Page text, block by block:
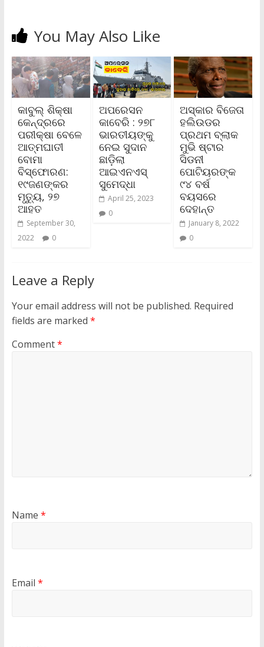
You May Also Like
କାବୁଲ୍‌ ଶିକ୍ଷା
କେନ୍ଦ୍ରରେ
ପରୀକ୍ଷା ବେଳେ
ଆତ୍ମଘାତୀ
ବୋମା
ବିସ୍ଫୋରଣ:
୧୯ଜଣଙ୍କର
ମୃତ୍ୟୁ, ୨୭
ଆହତ
September 30,
2022
0
ଅପରେସନ
କାବେରି : ୨୭୮
ଭାରତୀୟଙ୍କୁ
ନେଇ ସୁଦାନ
ଛାଡ଼ିଲା
ଆଇଏନଏସ୍‌
ସୁମେଦ୍ଧା
April 25, 2023
0
ଅସ୍କାର ବିଜେତା
ହଲିଉଡର
ପ୍ରଥମ ବ୍ଲାକ
ମୁଭି ଷ୍ଟାର
ସିଡନୀ
ପୋଟିୟରଙ୍କ
୯୪ ବର୍ଷ
ବୟସରେ
ଦେହାନ୍ତ
January 8, 2022
0
Leave a Reply
Your email address will not be published. Required
fields are marked *
Comment*
Name *
Email *